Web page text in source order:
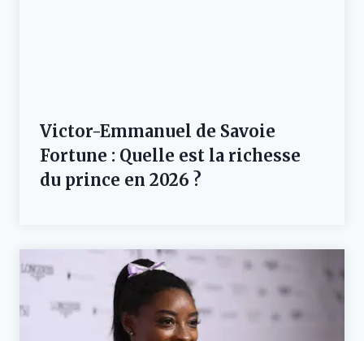
Victor-Emmanuel de Savoie
Fortune : Quelle est la richesse
du prince en 2026 ?